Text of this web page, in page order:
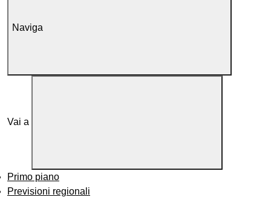
Naviga
Vai a
Primo piano
Previsioni regionali